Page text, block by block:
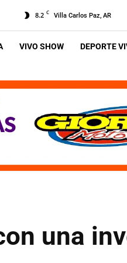
8.2 C Villa Carlos Paz, AR
VIVO SHOW DEPORTE
una